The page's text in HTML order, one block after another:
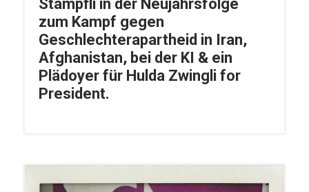
Stämpfli in der Neujahrsfolge
zum Kampf gegen
Geschlechterapartheid in Iran,
Afghanistan, bei der KI & ein
Plädoyer für Hulda Zwingli for
President.